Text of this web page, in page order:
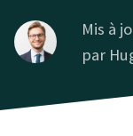
Mis à
par